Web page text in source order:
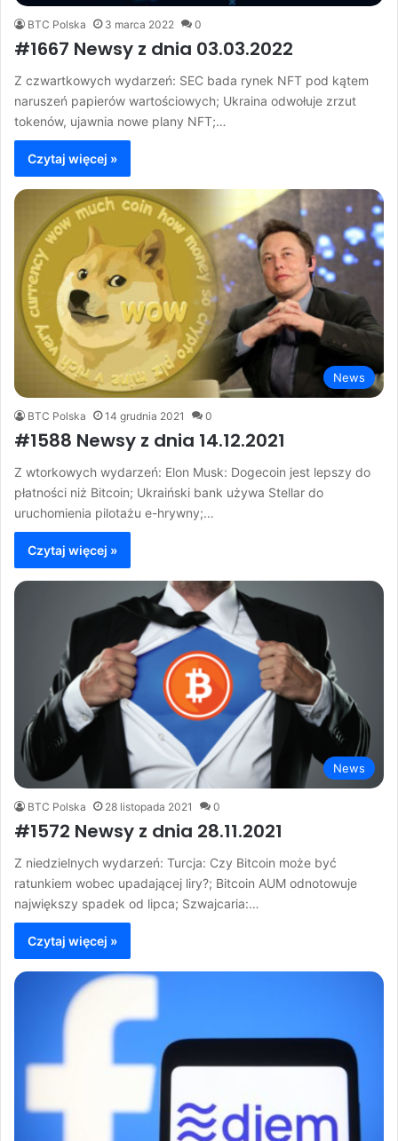
BTC Polska 3 marca 2022 0
#1667 Newsy z dnia 03.03.2022
Z czwartkowych wydarzeń: SEC bada rynek NFT pod kątem
naruszeń papierów wartościowych; Ukraina odwołuje zrzut
tokenów, ujawnia nowe plany NFT;…
Czytaj więcej »
News
BTC Polska 14 grudnia 2021 0
#1588 Newsy z dnia 14.12.2021
Z wtorkowych wydarzeń: Elon Musk: Dogecoin jest lepszy do
płatności niż Bitcoin; Ukraiński bank używa Stellar do
uruchomienia pilotażu e-hrywny;…
Czytaj więcej »
News
BTC Polska 28 listopada 2021 0
#1572 Newsy z dnia 28.11.2021
Z niedzielnych wydarzeń: Turcja: Czy Bitcoin może być
ratunkiem wobec upadającej liry?; Bitcoin AUM odnotowuje
największy spadek od lipca; Szwajcaria:…
Czytaj więcej »